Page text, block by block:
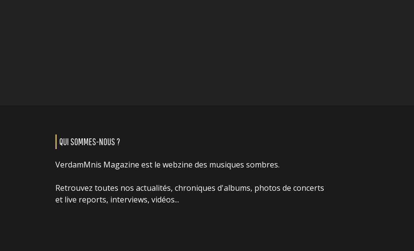
QUI SOMMES-NOUS ?
VerdamMnis Magazine est le webzine des musiques sombres.
Retrouvez toutes nos actualités, chroniques d'albums, photos de concerts
et live reports, interviews, vidéos...